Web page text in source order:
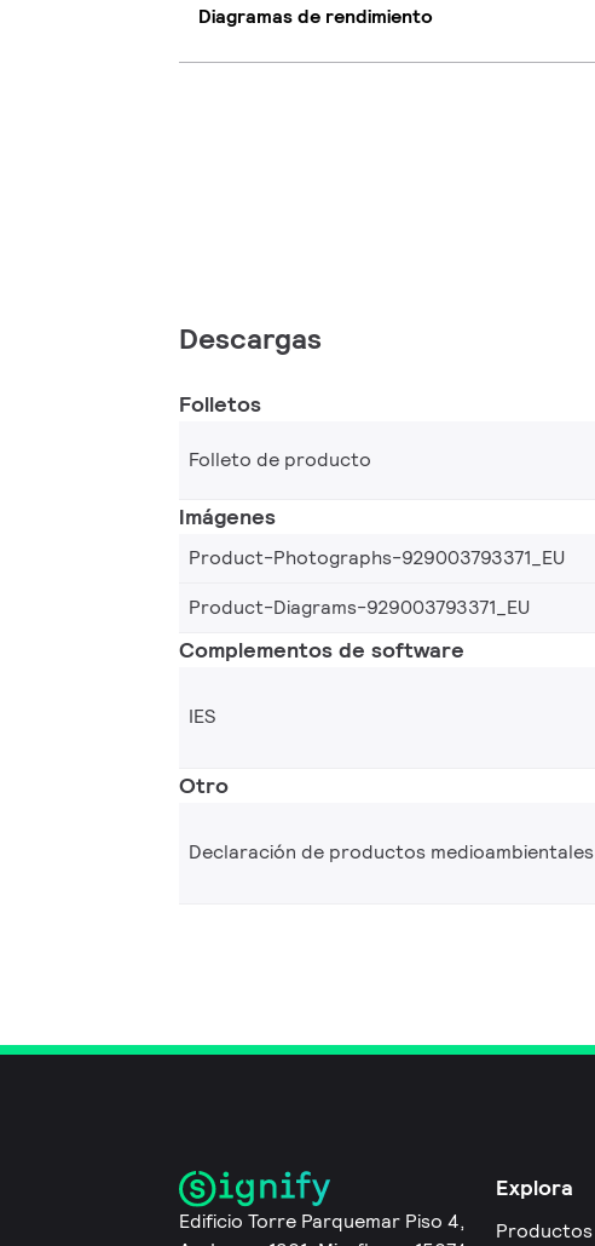
Diagramas de rendimiento
Descargas
Folletos
Folleto de producto
Imágenes
Product-Photographs-929003793371_EU
Product-Diagrams-929003793371_EU
Complementos de software
IES
Otro
Declaración de productos medioambientales
Edificio Torre Parquemar Piso 4,
Explora
Productos